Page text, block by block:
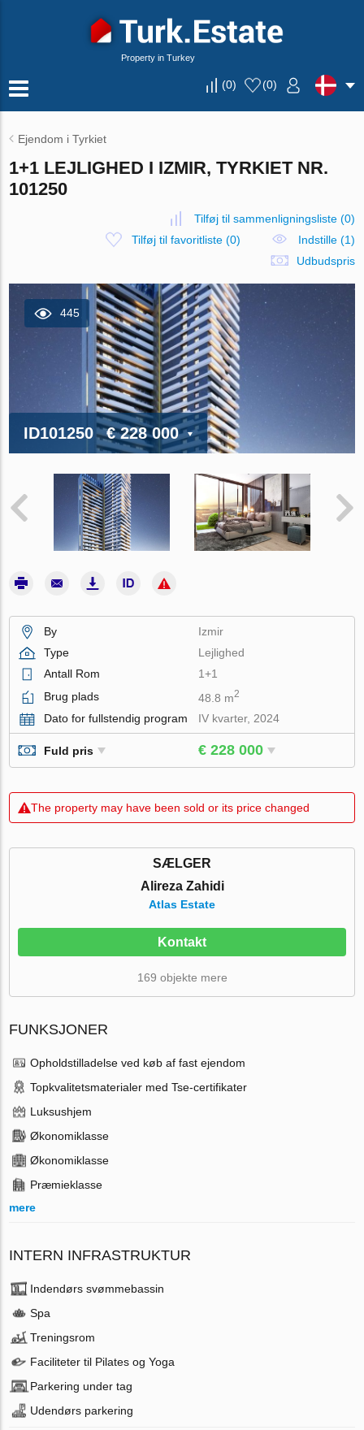
Property in Turkey
(0) (0)
Ejendom i Tyrkiet
1+1 LEJLIGHED I IZMIR, TYRKIET NR.
101250
Tilføj til sammenligningsliste(0)
Tilføj til favoritliste (0)
Indstille (1)
Udbudspris
445
ID101250 € 228 000
By
Izmir
Type
Lejlighed
Antall Rom
1+1
Brug plads
48.8 m2
Dato for fullstendig program IV kvarter, 2024
Fuld pris € 228 000
The property may have been sold or its price changed
SÆLGER
Alireza Zahidi
Atlas Estate
Kontakt
169 objekte mere
FUNKSJONER
Opholdstilladelse ved køb af fast ejendom
Topkvalitetsmaterialer med Tse-certifikater
Luksushjem
Økonomiklasse
Økonomiklasse
Præmieklasse
mere
INTERN INFRASTRUKTUR
Indendørs svømmebassin
Spa
Treningsrom
Faciliteter til Pilates og Yoga
Parkering under tag
Udendørs parkering